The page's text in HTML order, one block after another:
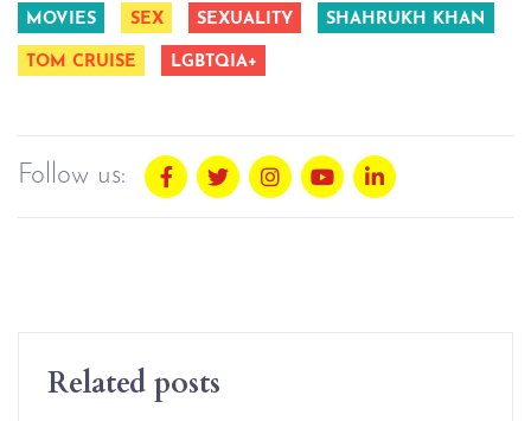
MOVIES SEX SEXUALITY SHAHRUKH KHAN
TOM CRUISE LGBTQIA+
Follow us:
Related posts